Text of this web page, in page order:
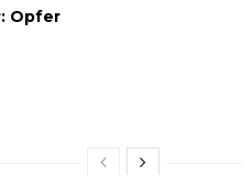
Opfer